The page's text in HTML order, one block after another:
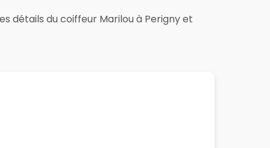
détails du coiffeur Marilou à Perigny et